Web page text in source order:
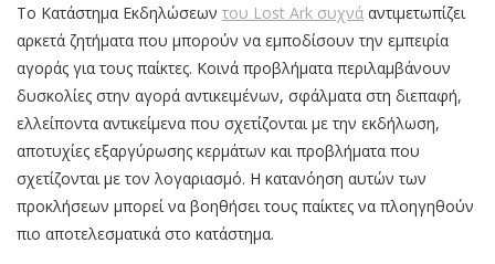
Το Κατάστημα Εκδηλώσεων του Lost Ark συχνά αντιμετωπίζει
αρκετά ζητήματα που μπορούν να εμποδίσουν την εμπειρία
αγοράς για τους παίκτες. Κοινά προβλήματα περιλαμβάνουν
δυσκολίες στην αγορά αντικειμένων, σφάλματα στη διεπαφή,
ελλείποντα αντικείμενα που σχετίζονται με την εκδήλωση,
αποτυχίες εξαργύρωσης κερμάτων και προβλήματα που
σχετίζονται με τον λογαριασμό. Η κατανόηση αυτών των
προκλήσεων μπορεί να βοηθήσει τους παίκτες να πλοηγηθούν
πιο αποτελεσματικά στο κατάστημα.